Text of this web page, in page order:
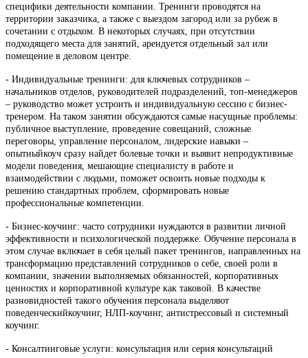
специфики деятельности компании. Тренинги проводятся на
территории заказчика, а также с выездом загород или за рубеж в
сочетании с отдыхом. В некоторых случаях, при отсутствии
подходящего места для занятий, арендуется отдельный зал или
помещение в деловом центре.
- Индивидуальные тренинги: для ключевых сотрудников –
начальников отделов, руководителей подразделений, топ-менеджеров
– руководство может устроить и индивидуальную сессию с бизнес-
тренером. На таком занятии обсуждаются самые насущные проблемы:
публичное выступление, проведение совещаний, сложные
переговоры, управление персоналом, лидерские навыки –
опытныйкоуч сразу найдет болевые точки и выявит непродуктивные
модели поведения, мешающие специалисту в работе и
взаимодействии с людьми, поможет освоить новые подходы к
решению стандартных проблем, сформировать новые
профессиональные компетенции.
- Бизнес-коучинг: часто сотрудники нуждаются в развитии личной
эффективности и психологической поддержке. Обучение персонала в
этом случае включает в себя целый пакет тренингов, направленных на
трансформацию представлений сотрудников о себе, своей роли в
компании, значении выполняемых обязанностей, корпоративных
ценностях и корпоративной культуре как таковой. В качестве
разновидностей такого обучения персонала выделяют
поведенческийкоучинг, НЛП-коучинг, антистрессовый и системный
коучинг.
- Консалтинговые услуги: консультация или серия консультаций